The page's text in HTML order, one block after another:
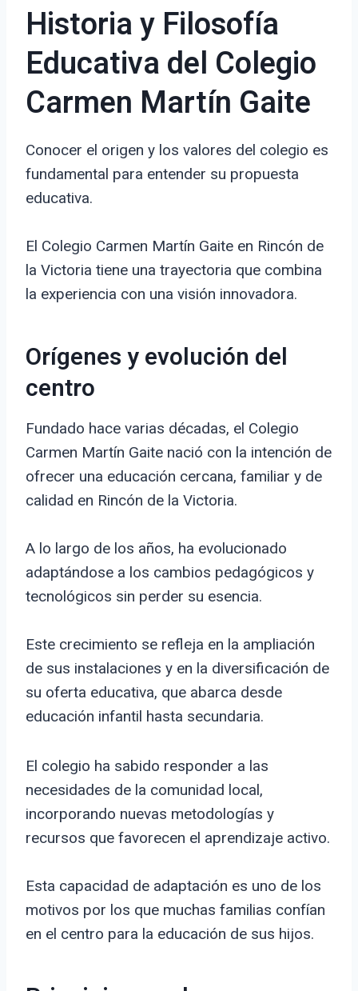
Historia y Filosofía
Educativa del Colegio
Carmen Martín Gaite
Conocer el origen y los valores del colegio es
fundamental para entender su propuesta
educativa.
El Colegio Carmen Martín Gaite en Rincón de
la Victoria tiene una trayectoria que combina
la experiencia con una visión innovadora.
Orígenes y evolución del
centro
Fundado hace varias décadas, el Colegio
Carmen Martín Gaite nació con la intención de
ofrecer una educación cercana, familiar y de
calidad en Rincón de la Victoria.
A lo largo de los años, ha evolucionado
adaptándose a los cambios pedagógicos y
tecnológicos sin perder su esencia.
Este crecimiento se refleja en la ampliación
de sus instalaciones y en la diversificación de
su oferta educativa, que abarca desde
educación infantil hasta secundaria.
El colegio ha sabido responder a las
necesidades de la comunidad local,
incorporando nuevas metodologías y
recursos que favorecen el aprendizaje activo.
Esta capacidad de adaptación es uno de los
motivos por los que muchas familias confían
en el centro para la educación de sus hijos.